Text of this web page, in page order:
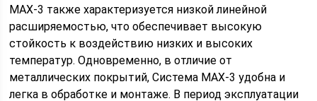
MAX-3 также характеризуется низкой линейной
расширяемостью, что обеспечивает высокую
стойкость к воздействию низких и высоких
температур. Одновременно, в отличие от
металлических покрытий, Система MAX-3 удобна и
легка в обработке и монтаже. В период эксплуатации